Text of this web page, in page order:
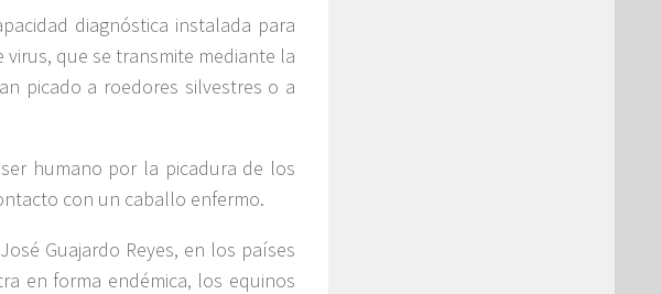
diagnóstica instalada para
que se transmite mediante la
picado a roedores silvestres o a
humano por la picadura de los
con un caballo enfermo.
Guajardo Reyes, en los países
en forma endémica, los equinos